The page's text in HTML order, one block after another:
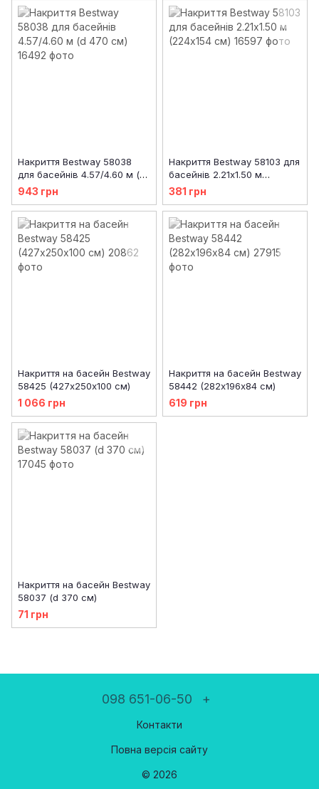
Накриття Bestway 58038
для басейнів 4.57/4.60 м (d
470 см)
943 грн
Накриття Bestway 58103 для
басейнів 2.21x1.50 м
(224x154 см)
381 грн
Накриття на басейн Bestway
58425 (427х250х100 см)
1 066 грн
Накриття на басейн Bestway
58442 (282х196х84 см)
619 грн
Накриття на басейн Bestway
58037 (d 370 см)
71 грн
098 651-06-50 +
Контакти
Повна версія сайту
© 2026